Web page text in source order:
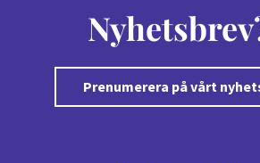
Prenumerera på vårt